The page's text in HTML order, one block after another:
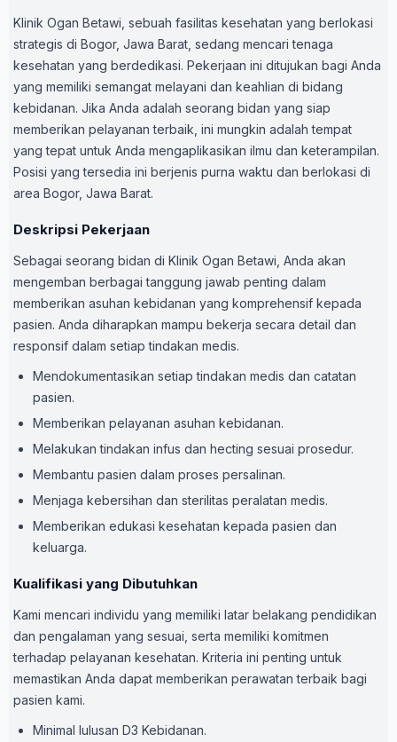
Klinik Ogan Betawi, sebuah fasilitas kesehatan yang berlokasi
strategis di Bogor, Jawa Barat, sedang mencari tenaga
kesehatan yang berdedikasi. Pekerjaan ini ditujukan bagi Anda
yang memiliki semangat melayani dan keahlian di bidang
kebidanan. Jika Anda adalah seorang bidan yang siap
memberikan pelayanan terbaik, ini mungkin adalah tempat
yang tepat untuk Anda mengaplikasikan ilmu dan keterampilan.
Posisi yang tersedia ini berjenis purna waktu dan berlokasi di
area Bogor, Jawa Barat.
Deskripsi Pekerjaan
Sebagai seorang bidan di Klinik Ogan Betawi, Anda akan
mengemban berbagai tanggung jawab penting dalam
memberikan asuhan kebidanan yang komprehensif kepada
pasien. Anda diharapkan mampu bekerja secara detail dan
responsif dalam setiap tindakan medis.
Mendokumentasikan setiap tindakan medis dan catatan
pasien.
Memberikan pelayanan asuhan kebidanan.
Melakukan tindakan infus dan hecting sesuai prosedur.
Membantu pasien dalam proses persalinan.
Menjaga kebersihan dan sterilitas peralatan medis.
Memberikan edukasi kesehatan kepada pasien dan
keluarga.
Kualifikasi yang Dibutuhkan
Kami mencari individu yang memiliki latar belakang pendidikan
dan pengalaman yang sesuai, serta memiliki komitmen
terhadap pelayanan kesehatan. Kriteria ini penting untuk
memastikan Anda dapat memberikan perawatan terbaik bagi
pasien kami.
Minimal lulusan D3 Kebidanan.